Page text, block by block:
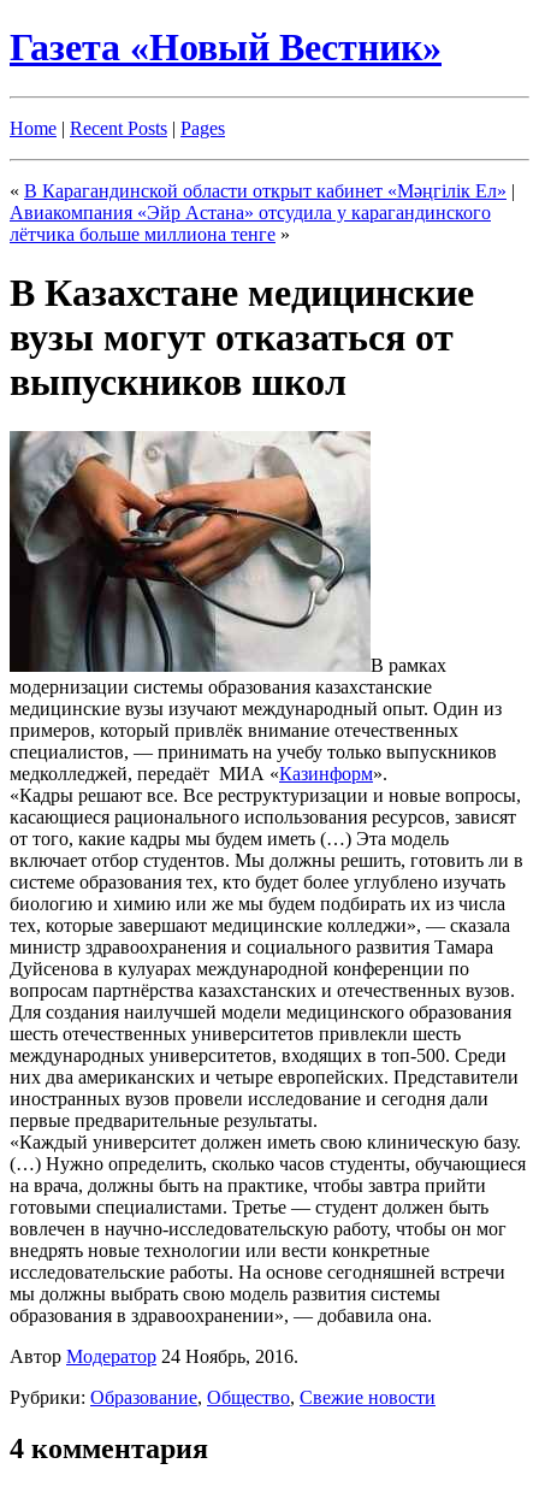
Газета «Новый Вестник»
Home | Recent Posts | Pages
« В Карагандинской области открыт кабинет «Мәңгілік Ел» |
Авиакомпания «Эйр Астана» отсудила у карагандинского
лётчика больше миллиона тенге »
В Казахстане медицинские
вузы могут отказаться от
выпускников школ
В рамках
модернизации системы образования казахстанские
медицинские вузы изучают международный опыт. Один из
примеров, который привлёк внимание отечественных
специалистов, — принимать на учебу только выпускников
медколледжей, передаёт МИА «Казинформ».
«Кадры решают все. Все реструктуризации и новые вопросы,
касающиеся рационального использования ресурсов, зависят
от того, какие кадры мы будем иметь (…) Эта модель
включает отбор студентов. Мы должны решить, готовить ли в
системе образования тех, кто будет более углублено изучать
биологию и химию или же мы будем подбирать их из числа
тех, которые завершают медицинские колледжи», — сказала
министр здравоохранения и социального развития Тамара
Дуйсенова в кулуарах международной конференции по
вопросам партнёрства казахстанских и отечественных вузов.
Для создания наилучшей модели медицинского образования
шесть отечественных университетов привлекли шесть
международных университетов, входящих в топ-500. Среди
них два американских и четыре европейских. Представители
иностранных вузов провели исследование и сегодня дали
первые предварительные результаты.
«Каждый университет должен иметь свою клиническую базу.
(…) Нужно определить, сколько часов студенты, обучающиеся
на врача, должны быть на практике, чтобы завтра прийти
готовыми специалистами. Третье — студент должен быть
вовлечен в научно-исследовательскую работу, чтобы он мог
внедрять новые технологии или вести конкретные
исследовательские работы. На основе сегодняшней встречи
мы должны выбрать свою модель развития системы
образования в здравоохранении», — добавила она.
Автор Модератор 24 Ноябрь, 2016.
Рубрики: Образование, Общество, Свежие новости
4 комментария